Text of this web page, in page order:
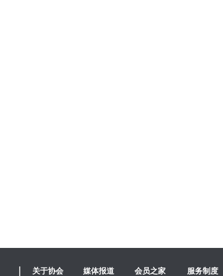
关于协会 媒体报道 会员之家 服务制度